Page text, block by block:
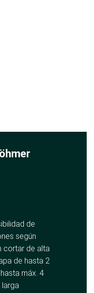
de
según
cortar de alta
de hasta 2
máx. 4
larga